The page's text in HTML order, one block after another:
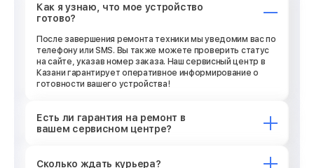
Как я узнаю, что мое устройство
готово?
После завершения ремонта техники мы уведомим вас по
телефону или SMS. Вы также можете проверить статус
на сайте, указав номер заказа. Наш сервисный центр в
Казани гарантирует оперативное информирование о
готовности вашего устройства!
Есть ли гарантия на ремонт в
вашем сервисном центре?
Сколько ждать курьера?